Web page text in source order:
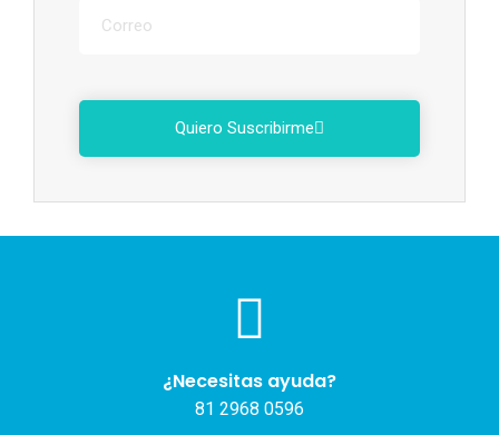
Quiero Suscribirme
¿Necesitas ayuda?
81 2968 0596